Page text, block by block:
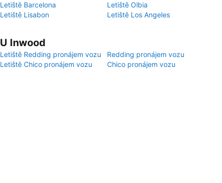
Letiště Barcelona
Letiště Olbia
Letiště Lisabon
Letiště Los Angeles
U Inwood
Letiště Redding pronájem vozu
Redding pronájem vozu
Letiště Chico pronájem vozu
Chico pronájem vozu